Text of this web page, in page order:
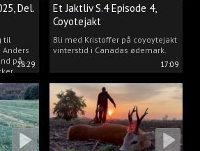
28:29
Del.
til
på
17:09
Et Jaktliv S.4 Episode 4,
Coyotejakt
Bli med Kristoffer på coyoytejakt
vinterstid i Canadas ødemark.